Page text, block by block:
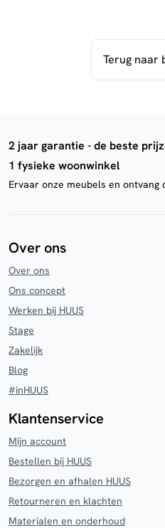
Terug naar
2 jaar garantie - de beste
1 fysieke woonwinkel
Ervaar onze meubels en ontvang
Over ons
Over ons
Ons concept
Werken bij HUUS
Stage
Zakelijk
Blog
#inHUUS
Klantenservice
Mijn account
Bestellen bij HUUS
Bezorgen en afhalen HUUS
Retourneren en klachten
Materialen en onderhoud